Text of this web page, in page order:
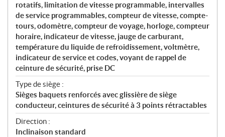
rotatifs, limitation de vitesse programmable, intervalles
de service programmables, compteur de vitesse, compte-
tours, odomètre, compteur de voyage, horloge, compteur
horaire, indicateur de vitesse, jauge de carburant,
température du liquide de refroidissement, voltmètre,
indicateur de service et codes, voyant de rappel de
ceinture de sécurité, prise DC
Type de siège :
Sièges baquets renforcés avec glissière de siège
conducteur, ceintures de sécurité à 3 points rétractables
Direction :
Inclinaison standard